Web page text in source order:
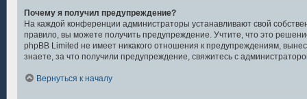
Почему я получил предупреждение?
На каждой конференции администраторы устанавливают свой
правило, вы можете получить предупреждение. Учтите, что это
phpBB Limited не имеет никакого отношения к предупреждениям,
знаете, за что получили предупреждение, свяжитесь с
Вернуться к началу